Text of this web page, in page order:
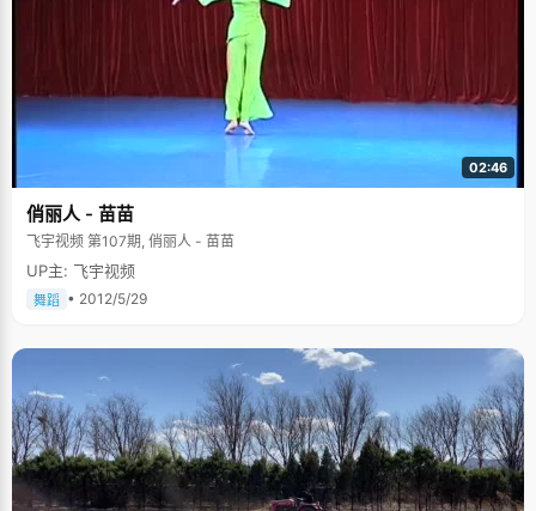
02:46
俏丽人 - 苗苗
飞宇视频 第107期, 俏丽人 - 苗苗
UP主: 飞宇视频
舞蹈 • 2012/5/29